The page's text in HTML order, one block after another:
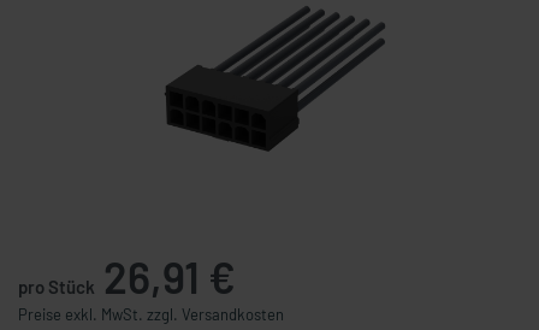
pro Stück 26,91 €
Preise exkl. MwSt. zzgl. Versandkosten